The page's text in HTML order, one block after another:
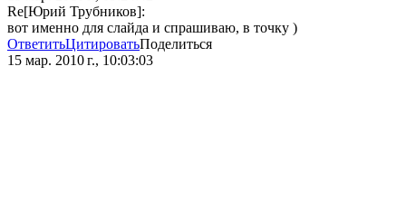
Re[Юрий Трубников]:
вот именно для слайда и спрашиваю, в точку )
ОтветитьЦитироватьПоделиться
15 мар. 2010 г., 10:03:03